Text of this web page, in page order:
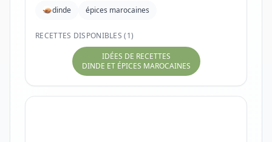
dinde
épices marocaines
RECETTES DISPONIBLES (1)
IDÉES DE RECETTES
DINDE ET ÉPICES MAROCAINES